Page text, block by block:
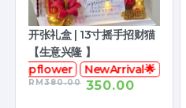
开张礼盒 | 13寸摇手招财猫
【生意兴隆 】
soapflower NewArrival🌟
RM380.00 350.00
香皂花